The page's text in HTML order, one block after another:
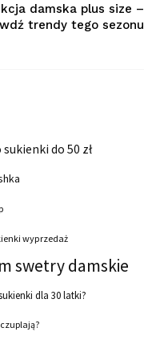
damska plus size –
trendy tego sezonu
do 50 zł
wyprzedaż
swetry damskie
dla 30 latki?